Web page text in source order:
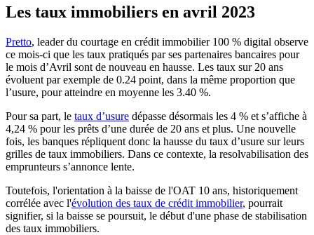
Les taux immobiliers en avril 2023
Pretto, leader du courtage en crédit immobilier 100 % digital observe
ce mois-ci que les taux pratiqués par ses partenaires bancaires pour
le mois d’Avril sont de nouveau en hausse. Les taux sur 20 ans
évoluent par exemple de 0.24 point, dans la même proportion que
l’usure, pour atteindre en moyenne les 3.40 %.
Pour sa part, le taux d’usure dépasse désormais les 4 % et s’affiche à
4,24 % pour les prêts d’une durée de 20 ans et plus. Une nouvelle
fois, les banques répliquent donc la hausse du taux d’usure sur leurs
grilles de taux immobiliers. Dans ce contexte, la resolvabilisation des
emprunteurs s’annonce lente.
Toutefois, l'orientation à la baisse de l'OAT 10 ans, historiquement
corrélée avec l'évolution des taux de crédit immobilier, pourrait
signifier, si la baisse se poursuit, le début d'une phase de stabilisation
des taux immobiliers.